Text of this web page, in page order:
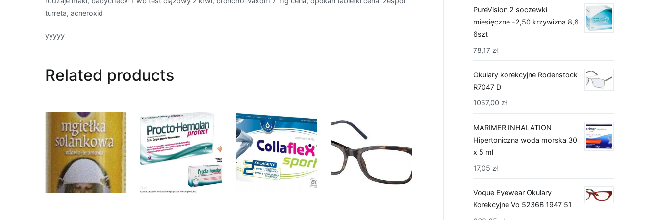
turreta, acneroxid
yyyyy
Related products
PureVision 2 soczewki
miesięczne -2,50 krzywizna 8,6
6szt
78,17 zł
Okulary korekcyjne Rodenstock
R7047 D
1057,00 zł
MARIMER INHALATION
Hipertoniczna woda morska 30
x 5 ml
17,05 zł
Vogue Eyewear Okulary
Korekcyjne Vo 5236B 1947 51